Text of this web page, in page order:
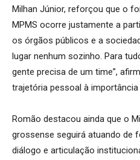
Milhan Júnior, reforçou que o
MPMS ocorre justamente a
os órgãos públicos e a
lugar nenhum sozinho. Para
gente precisa de um time”,
trajetória pessoal à
Romão destacou ainda que o
grossense seguirá atuando de
diálogo e articulação